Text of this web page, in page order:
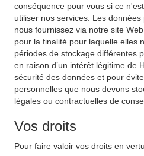
conséquence pour vous si ce
utiliser nos services. Les
nous fournissez via notre site
pour la finalité pour laquelle elles
périodes de stockage différentes
en raison d’un intérêt légitime de
sécurité des données et pour
personnelles que nous devons
légales ou contractuelles de
Vos droits
Pour faire valoir vos droits en